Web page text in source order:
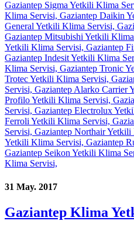
31 May. 2017
Gaziantep Klima